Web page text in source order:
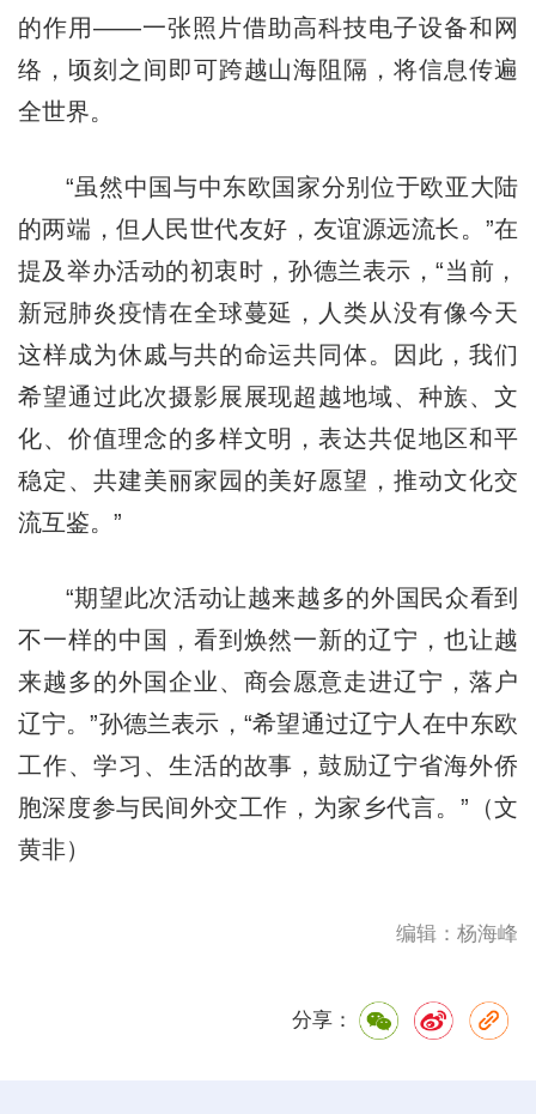
的作用——一张照片借助高科技电子设备和网
络，顷刻之间即可跨越山海阻隔，将信息传遍
全世界。
“虽然中国与中东欧国家分别位于欧亚大陆
的两端，但人民世代友好，友谊源远流长。”在
提及举办活动的初衷时，孙德兰表示，“当前，
新冠肺炎疫情在全球蔓延，人类从没有像今天
这样成为休戚与共的命运共同体。因此，我们
希望通过此次摄影展展现超越地域、种族、文
化、价值理念的多样文明，表达共促地区和平
稳定、共建美丽家园的美好愿望，推动文化交
流互鉴。”
“期望此次活动让越来越多的外国民众看到
不一样的中国，看到焕然一新的辽宁，也让越
来越多的外国企业、商会愿意走进辽宁，落户
辽宁。”孙德兰表示，“希望通过辽宁人在中东欧
工作、学习、生活的故事，鼓励辽宁省海外侨
胞深度参与民间外交工作，为家乡代言。”（文
黄非）
编辑：杨海峰
分享：